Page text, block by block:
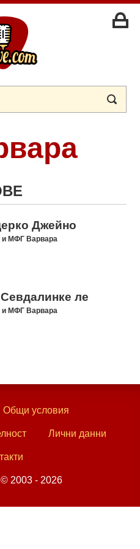
Джейно
и МФГ Варвара
ле
и МФГ Варвара
Общи условия
Лични данни
2003 - 2026